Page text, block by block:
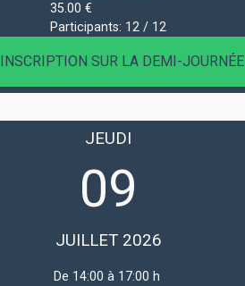
35.00 €
Participants: 12 / 12
INSCRIPTION SUR LA DEMI-JOURNÉE
JEUDI
09
JUILLET 2026
De 14:00 à 17:00 h